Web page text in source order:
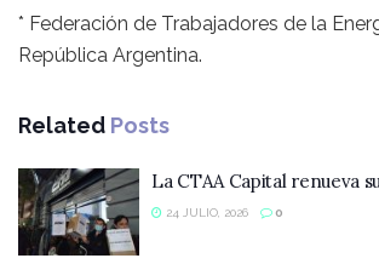
* Federación de Trabajadores de la
República Argentina.
Related Posts
La CTAA Capital renueva
24 JULIO, 2026 0